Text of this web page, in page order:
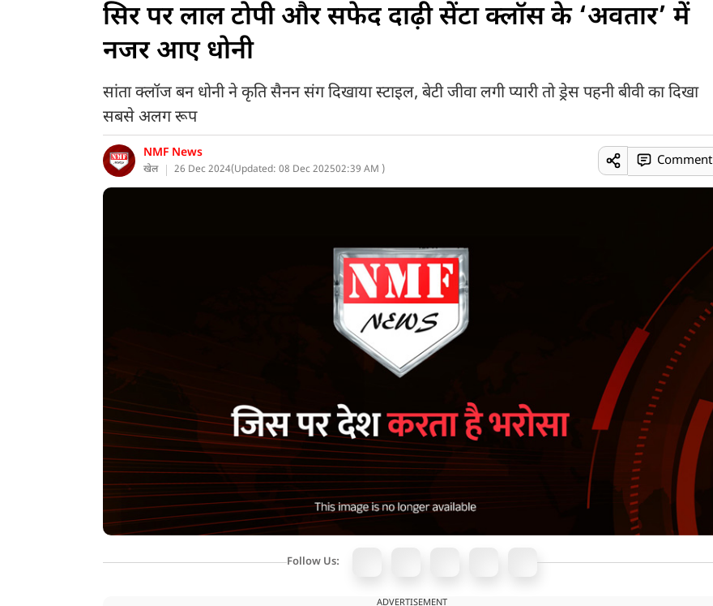
सिर पर लाल टोपी और सफेद दाढ़ी सेंटा क्लॉस के ‘अवतार’ में
नजर आए धोनी
सांता क्लॉज बन धोनी ने कृति सैनन संग दिखाया स्टाइल, बेटी जीवा लगी प्यारी तो ड्रेस पहनी बीवी का दिखा
सबसे अलग रूप
NMF News
खेल 26 Dec 2024(Updated: 08 Dec 202502:39 AM )
Comment
Follow Us:
ADVERTISEMENT